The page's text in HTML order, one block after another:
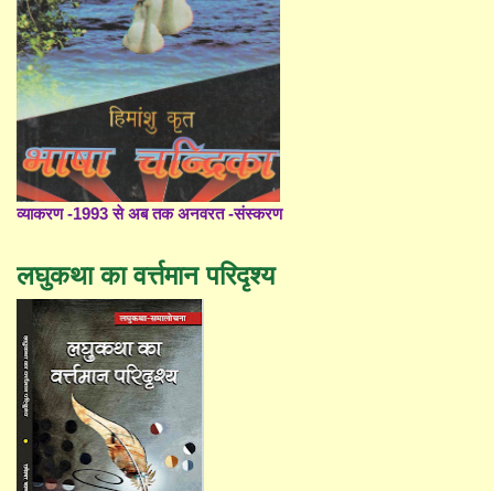
व्याकरण -1993 से अब तक अनवरत -संस्करण
लघुकथा का वर्त्तमान परिदृश्य